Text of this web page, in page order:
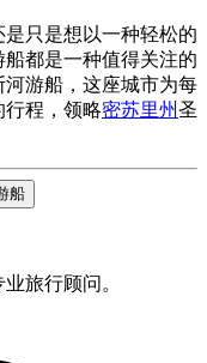
只是想以一种轻松的
都是一种值得关注的
游船，这座城市为每
程，领略密苏里州圣
船
旅行顾问。